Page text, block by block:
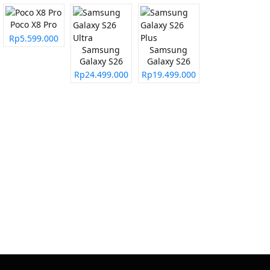
Poco X8 Pro
Rp5.599.000
Samsung
Galaxy S26
Ultra
Rp24.499.000
Samsung
Galaxy S26
Plus
Rp19.499.000